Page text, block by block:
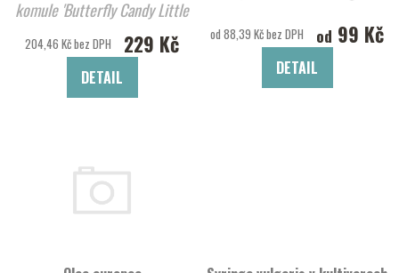
komule 'Butterfly Candy Little
204,46 Kč bez DPH 229 Kč
DETAIL
od 88,39 Kč bez DPH od 99 Kč
DETAIL